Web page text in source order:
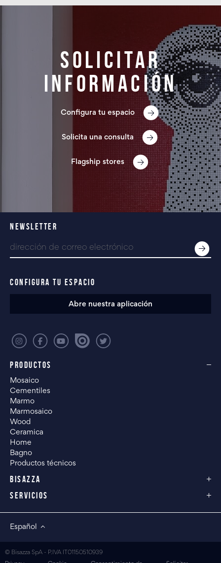
Solicitar
información
Configura tu espacio
Solicita una consulta
Flagship stores
PRODUCTOS
Mosaico
Cementiles
Marmo
Marmosaico
Wood
Ceramica
Home
Bagno
Productos técnicos
BISAZZA
SERVICIOS
NEWSLETTER
CONFIGURA TU ESPACIO
Abre nuestra aplicación
Español
© Bisazza SpA - P.IVA IT01150510939